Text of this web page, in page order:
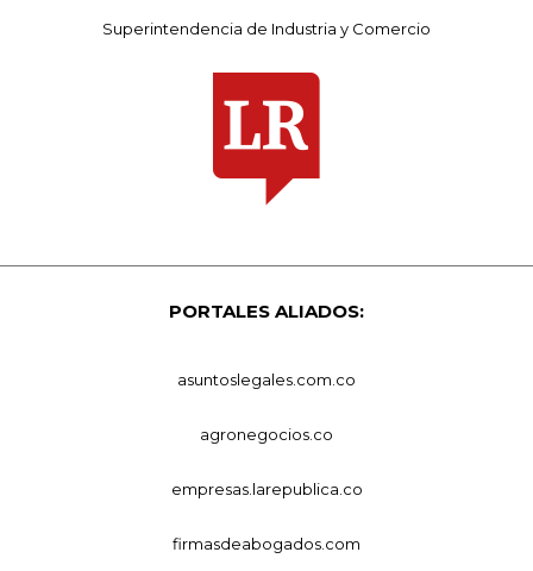
Superintendencia de Industria y Comercio
PORTALES ALIADOS:
asuntoslegales.com.co
agronegocios.co
empresas.larepublica.co
firmasdeabogados.com